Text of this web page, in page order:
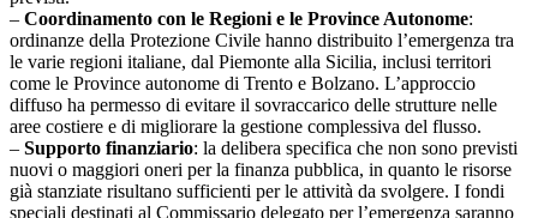
– Coordinamento con le Regioni e le Province Autonome:
ordinanze della Protezione Civile hanno distribuito l’emergenza tra
le varie regioni italiane, dal Piemonte alla Sicilia, inclusi territori
come le Province autonome di Trento e Bolzano. L’approccio
diffuso ha permesso di evitare il sovraccarico delle strutture nelle
aree costiere e di migliorare la gestione complessiva del flusso.
– Supporto finanziario: la delibera specifica che non sono previsti
nuovi o maggiori oneri per la finanza pubblica, in quanto le risorse
già stanziate risultano sufficienti per le attività da svolgere. I fondi
speciali destinati al Commissario delegato per l’emergenza saranno